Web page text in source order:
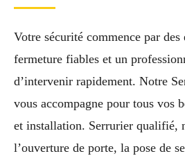
Votre sécurité commence par des
fermeture fiables et un
d’intervenir rapidement. Notre
vous accompagne pour tous vos
et installation. Serrurier qualifié,
l’ouverture de porte, la pose de